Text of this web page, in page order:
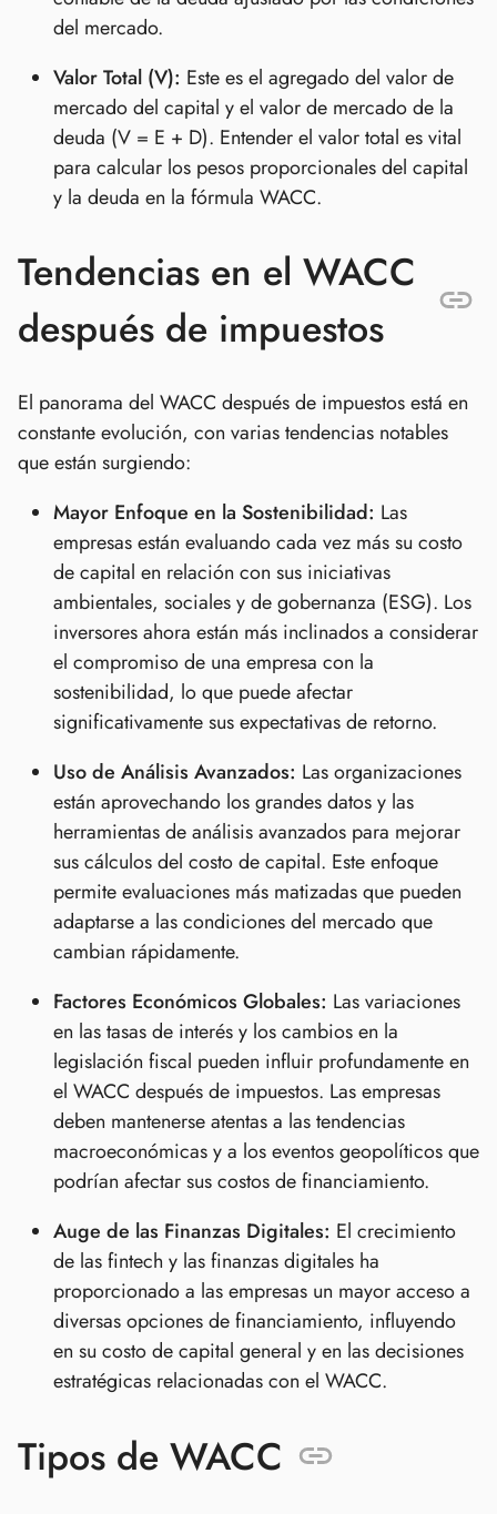
del mercado.
Valor Total (V): Este es el agregado del valor de
mercado del capital y el valor de mercado de la
deuda (V = E + D). Entender el valor total es vital
para calcular los pesos proporcionales del capital
y la deuda en la fórmula WACC.
Tendencias en el WACC
después de impuestos
El panorama del WACC después de impuestos está en
constante evolución, con varias tendencias notables
que están surgiendo:
Mayor Enfoque en la Sostenibilidad: Las
empresas están evaluando cada vez más su costo
de capital en relación con sus iniciativas
ambientales, sociales y de gobernanza (ESG). Los
inversores ahora están más inclinados a considerar
el compromiso de una empresa con la
sostenibilidad, lo que puede afectar
significativamente sus expectativas de retorno.
Uso de Análisis Avanzados: Las organizaciones
están aprovechando los grandes datos y las
herramientas de análisis avanzados para mejorar
sus cálculos del costo de capital. Este enfoque
permite evaluaciones más matizadas que pueden
adaptarse a las condiciones del mercado que
cambian rápidamente.
Factores Económicos Globales: Las variaciones
en las tasas de interés y los cambios en la
legislación fiscal pueden influir profundamente en
el WACC después de impuestos. Las empresas
deben mantenerse atentas a las tendencias
macroeconómicas y a los eventos geopolíticos que
podrían afectar sus costos de financiamiento.
Auge de las Finanzas Digitales: El crecimiento
de las fintech y las finanzas digitales ha
proporcionado a las empresas un mayor acceso a
diversas opciones de financiamiento, influyendo
en su costo de capital general y en las decisiones
estratégicas relacionadas con el WACC.
Tipos de WACC